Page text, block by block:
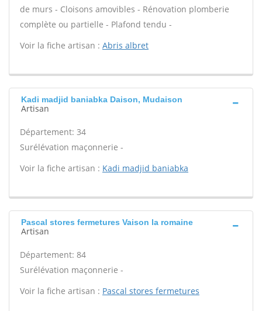
de murs - Cloisons amovibles - Rénovation plomberie
complète ou partielle - Plafond tendu -
Voir la fiche artisan : Abris albret
Kadi madjid baniabka Daison, Mudaison
Artisan
Département: 34
Surélévation maçonnerie -
Voir la fiche artisan : Kadi madjid baniabka
Pascal stores fermetures Vaison la romaine
Artisan
Département: 84
Surélévation maçonnerie -
Voir la fiche artisan : Pascal stores fermetures